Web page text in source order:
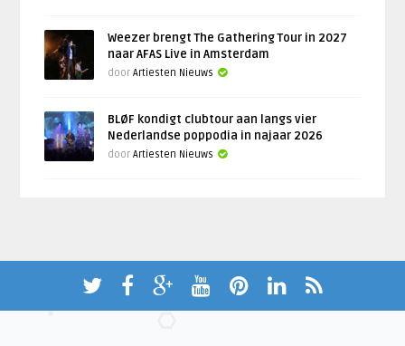
Weezer brengt The Gathering Tour in 2027
naar AFAS Live in Amsterdam
doorArtiesten Nieuws
BLØF kondigt clubtour aan langs vier
Nederlandse poppodia in najaar 2026
doorArtiesten Nieuws